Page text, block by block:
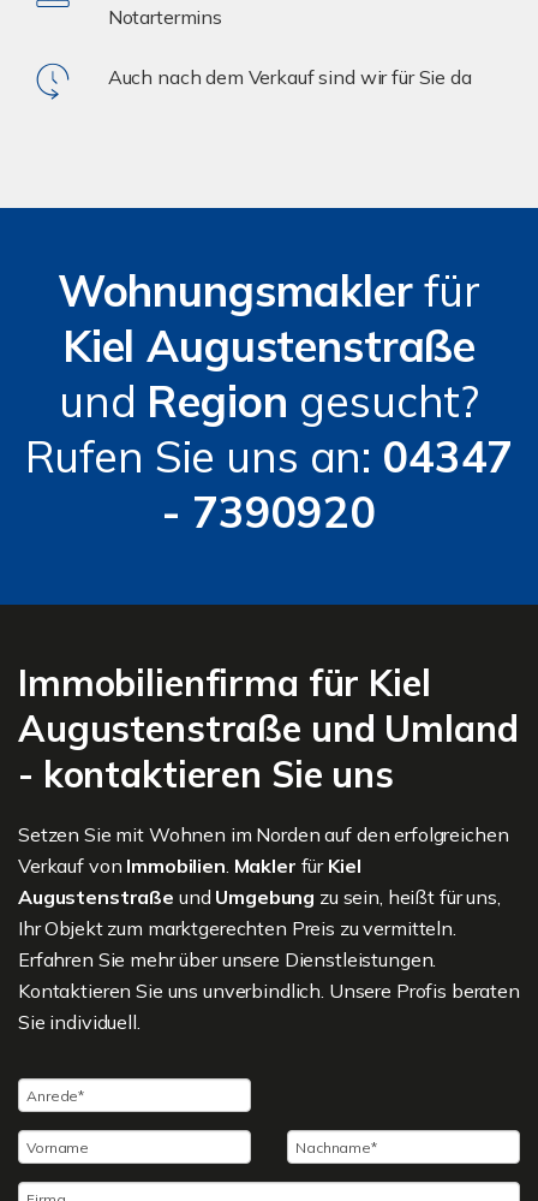
Notartermins
Auch nach dem Verkauf sind wir für Sie da
Wohnungsmaklerfür
KielAugustenstraße
und Region gesucht?
Rufen Sie uns an: 04347
- 7390920
Immobilienfirma für Kiel
Augustenstraße und Umland
- kontaktieren Sie uns
Setzen Sie mit Wohnen im Norden auf den erfolgreichen
Verkauf von Immobilien. Makler für Kiel
Augustenstraße und Umgebung zu sein, heißt für uns,
Ihr Objekt zum marktgerechten Preis zu vermitteln.
Erfahren Sie mehr über unsere Dienstleistungen.
Kontaktieren Sie uns unverbindlich. Unsere Profis beraten
Sie individuell.